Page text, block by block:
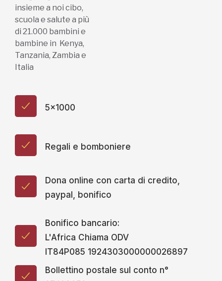
insieme a noi cibo,
scuola e salute a più
di 21.000 bambini e
bambine in Kenya,
Tanzania, Zambia e
Italia
5x1000
Regali e bomboniere
Dona online con carta di credito,
paypal, bonifico
Bonifico bancario:
L'Africa Chiama ODV
IT84P085 1924303000000026897
Bollettino postale sul conto n°